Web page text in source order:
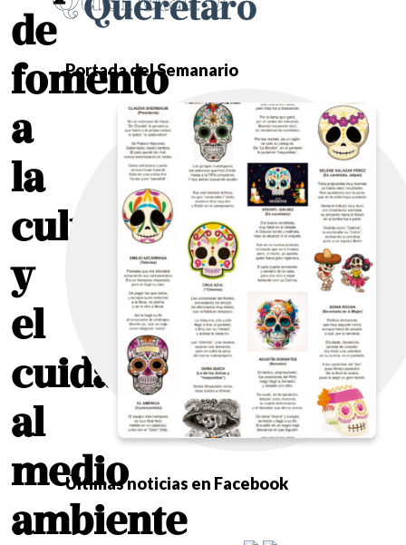
de
fomento
a
la
cultura
y
el
cuidado
al
medio
ambiente
Portada del Semanario
Últimas noticias en Facebook